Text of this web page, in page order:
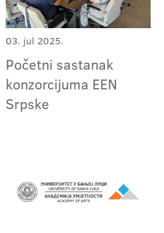
03. jul 2025.
Početni sastanak
konzorcijuma EEN
Srpske